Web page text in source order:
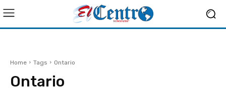
Home Tags Ontario
Ontario